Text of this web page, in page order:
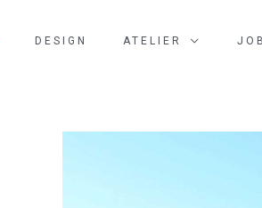
DESIGN ATELIER